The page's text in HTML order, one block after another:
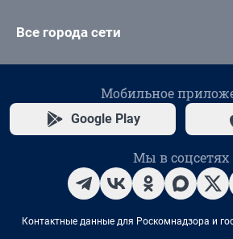
Все города сети
Мобильное
Google Play
Мы в соцсетях
Контактные данные для Роскомнадзора и